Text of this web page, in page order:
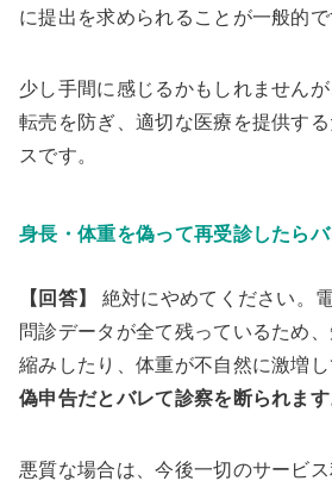
に提出を求められることが一般的で
少し手間に感じるかもしれません
転売を防ぎ、適切な医療を提供す
スです。
身長・体重を偽って再受診したらバ
【回答】
絶対にやめてください。
問診データが全て残っているため
縮みしたり、体重が不自然に激増し
偽申告だとバレて診察を断られます
悪質な場合は、今後一切のサービ